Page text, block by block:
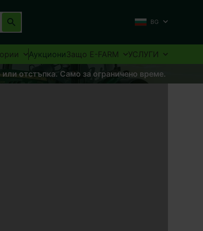
BG
АукциониЗащо E-FARM
УСЛУГИ
отстъпка. Само за ограничено време.